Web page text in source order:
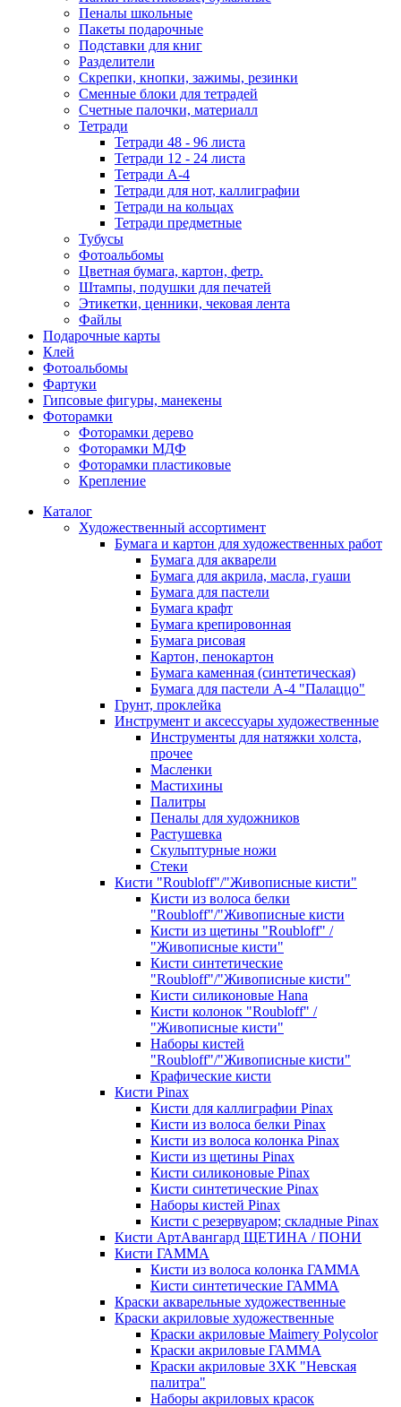
Пеналы школьные
Пакеты подарочные
Подставки для книг
Разделители
Скрепки, кнопки, зажимы, резинки
Сменные блоки для тетрадей
Счетные палочки, материалл
Тетради
Тетради 48 - 96 листа
Тетради 12 - 24 листа
Тетради А-4
Тетради для нот, каллиграфии
Тетради на кольцах
Тетради предметные
Тубусы
Фотоальбомы
Цветная бумага, картон, фетр.
Штампы, подушки для печатей
Этикетки, ценники, чековая лента
Файлы
Подарочные карты
Клей
Фотоальбомы
Фартуки
Гипсовые фигуры, манекены
Фоторамки
Фоторамки дерево
Фоторамки МДФ
Фоторамки пластиковые
Крепление
Каталог
Художественный ассортимент
Бумага и картон для художественных работ
Бумага для акварели
Бумага для акрила, масла, гуаши
Бумага для пастели
Бумага крафт
Бумага крепировонная
Бумага рисовая
Картон, пенокартон
Бумага каменная (синтетическая)
Бумага для пастели А-4 "Палаццо"
Грунт, проклейка
Инструмент и аксессуары художественные
Инструменты для натяжки холста,
прочее
Масленки
Мастихины
Палитры
Пеналы для художников
Растушевка
Скульптурные ножи
Стеки
Кисти "Roubloff"/"Живописные кисти"
Кисти из волоса белки
"Roubloff"/"Живописные кисти
Кисти из щетины "Roubloff" /
"Живописные кисти"
Кисти синтетические
"Roubloff"/"Живописные кисти"
Кисти силиконовые Hana
Кисти колонок "Roubloff" /
"Живописные кисти"
Наборы кистей
"Roubloff"/"Живописные кисти"
Крафические кисти
Кисти Pinax
Кисти для каллиграфии Pinax
Кисти из волоса белки Pinax
Кисти из волоса колонка Pinax
Кисти из щетины Pinax
Кисти силиконовые Pinax
Кисти синтетические Pinax
Наборы кистей Pinax
Кисти с резервуаром; складные Pinax
Кисти АртАвангард ЩЕТИНА / ПОНИ
Кисти ГАММА
Кисти из волоса колонка ГАММА
Кисти синтетические ГАММА
Краски акварельные художественные
Краски акриловые художественные
Краски акриловые Maimery Polycolor
Краски акриловые ГАММА
Краски акриловые ЗХК "Невская
палитра"
Наборы акриловых красок